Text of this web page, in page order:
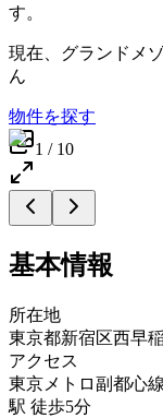
す。
現在、 グランドメ
ん
物件を探す
1 / 10
基本情報
所在地
東京都新宿区西早
アクセス
東京メトロ副都心
駅 徒歩5分